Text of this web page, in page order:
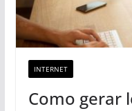
INTERNET
Como gerar